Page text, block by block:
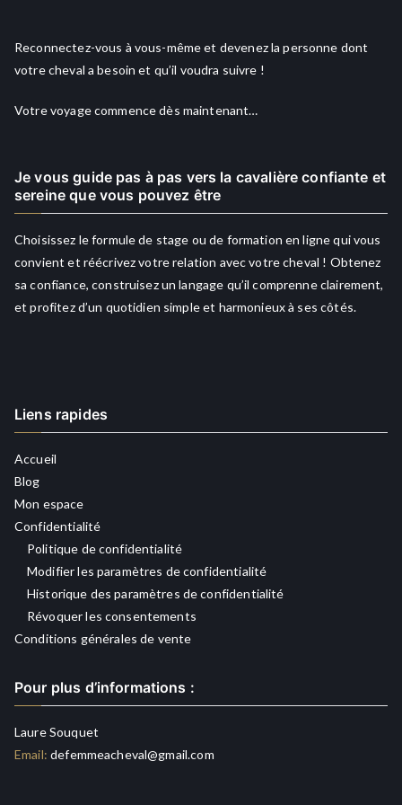
Reconnectez-vous à vous-même et devenez la personne dont
votre cheval a besoin et qu’il voudra suivre !
Votre voyage commence dès maintenant…
Je vous guide pas à pas vers la cavalière confiante et
sereine que vous pouvez être
Choisissez le formule de stage ou de formation en ligne qui vous
convient et réécrivez votre relation avec votre cheval ! Obtenez
sa confiance, construisez un langage qu’il comprenne clairement,
et profitez d’un quotidien simple et harmonieux à ses côtés.
Liens rapides
Accueil
Blog
Mon espace
Confidentialité
Politique de confidentialité
Modifier les paramètres de confidentialité
Historique des paramètres de confidentialité
Révoquer les consentements
Conditions générales de vente
Pour plus d’informations :
Laure Souquet
Email: defemmeacheval@gmail.com